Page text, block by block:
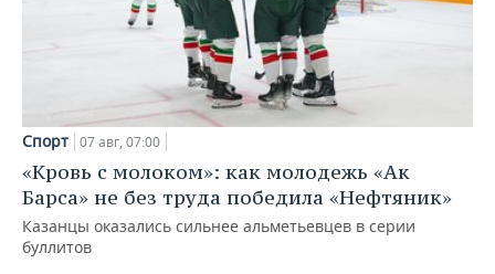
Спорт 07 авг, 07:00
«Кровь с молоком»: как молодежь «Ак
Барса» не без труда победила «Нефтяник»
Казанцы оказались сильнее альметьевцев в серии
буллитов